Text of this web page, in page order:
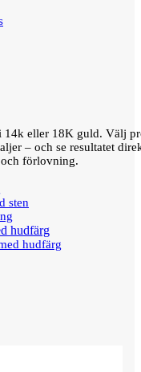
14k eller 18K guld. Välj
– och se resultatet
förlovning.
sten
hudfärg